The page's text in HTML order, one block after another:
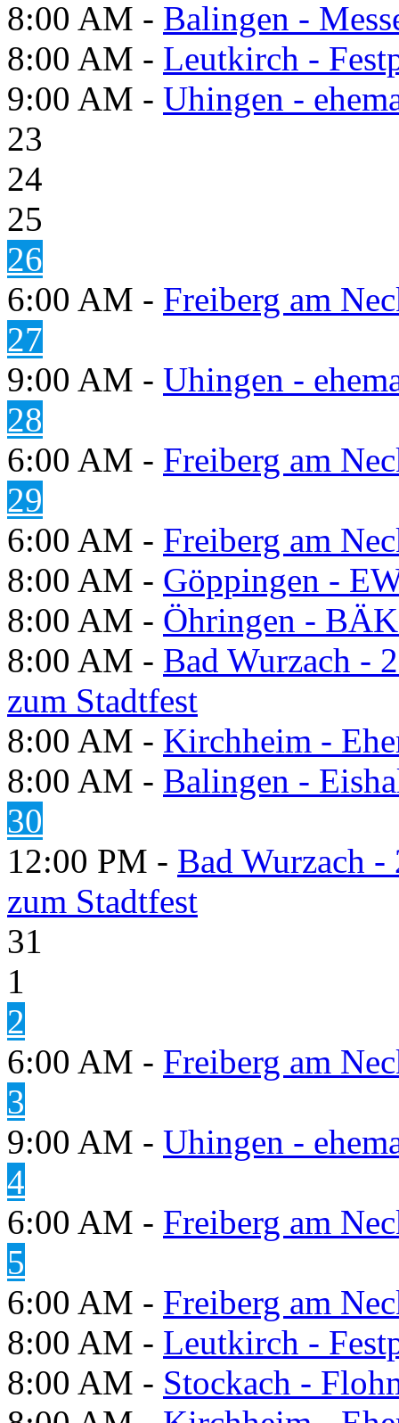
8:00 AM - Balingen -
8:00 AM - Leutkirch -
9:00 AM - Uhingen -
23
24
25
26
6:00 AM - Freiberg am
27
9:00 AM - Uhingen -
28
6:00 AM - Freiberg am
29
6:00 AM - Freiberg am
8:00 AM - Göppingen -
8:00 AM - Öhringen -
8:00 AM - Bad Wurzach -
zum Stadtfest
8:00 AM - Kirchheim -
8:00 AM - Balingen -
30
12:00 PM - Bad Wurzach
zum Stadtfest
31
1
2
6:00 AM - Freiberg am
3
9:00 AM - Uhingen -
4
6:00 AM - Freiberg am
5
6:00 AM - Freiberg am
8:00 AM - Leutkirch -
8:00 AM - Stockach -